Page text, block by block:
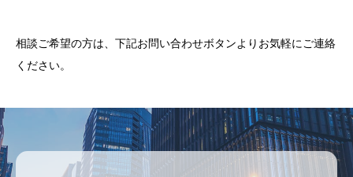
相談ご希望の方は、下記お問い合わせボタンよりお気軽にご連絡
ください。